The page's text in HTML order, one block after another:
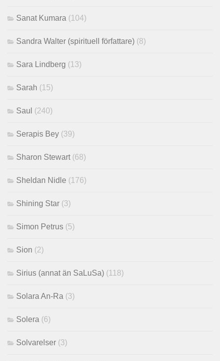
Sanat Kumara (104)
Sandra Walter (spirituell författare) (8)
Sara Lindberg (13)
Sarah (15)
Saul (240)
Serapis Bey (39)
Sharon Stewart (68)
Sheldan Nidle (176)
Shining Star (3)
Simon Petrus (5)
Sion (2)
Sirius (annat än SaLuSa) (118)
Solara An-Ra (3)
Solera (6)
Solvarelser (3)